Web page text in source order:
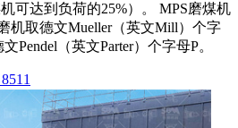
可达到负荷的25%）。 MPS磨煤机
机取德文Mueller（英文Mill）个字
Pendel（英文Parter）个字母P。